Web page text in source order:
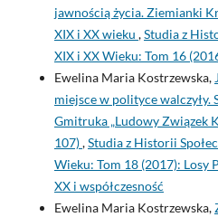
jawnością życia. Ziemianki
XIX i XX wieku ,Studia z
XIX i XX Wieku: Tom 16
Ewelina Maria Kostrzewska,
miejsce w polityce walczyły.
Gmitruka „Ludowy Związek
107),Studia z Historii
Wieku: Tom 18 (2017): Losy
XX i współczesność
Ewelina Maria Kostrzewska,